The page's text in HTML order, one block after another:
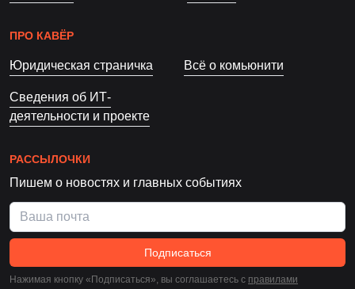
ПРО КАВЁР
Юридическая страничка Всё о комьюнити
Сведения об ИТ-
деятельности и проекте
РАССЫЛОЧКИ
Пишем о новостях и главных событиях
Подписаться
Нажимая кнопку «Подписаться», вы соглашаетесь c правилами